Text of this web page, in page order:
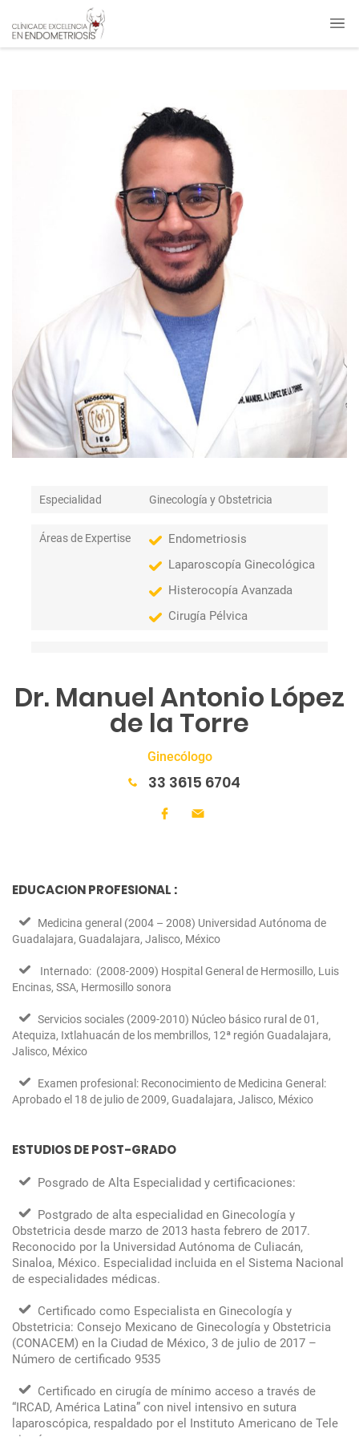
Especialidad Ginecología y Obstetricia
Áreas de Expertise
Endometriosis
Laparoscopía Ginecológica
Histerocopía Avanzada
Cirugía Pélvica
Dr. Manuel Antonio López
de la Torre
Ginecólogo
33 3615 6704
EDUCACION PROFESIONAL :
Medicina general (2004 – 2008) Universidad Autónoma de
Guadalajara, Guadalajara, Jalisco, México
Internado: (2008-2009) Hospital General de Hermosillo, Luis
Encinas, SSA, Hermosillo sonora
Servicios sociales (2009-2010) Núcleo básico rural de 01,
Atequiza, Ixtlahuacán de los membrillos, 12ª región Guadalajara,
Jalisco, México
Examen profesional: Reconocimiento de Medicina General:
Aprobado el 18 de julio de 2009, Guadalajara, Jalisco, México
ESTUDIOS DE POST-GRADO
Posgrado de Alta Especialidad y certificaciones:
Postgrado de alta especialidad en Ginecología y
Obstetricia desde marzo de 2013 hasta febrero de 2017.
Reconocido por la Universidad Autónoma de Culiacán,
Sinaloa, México. Especialidad incluida en el Sistema Nacional
de especialidades médicas.
Certificado como Especialista en Ginecología y
Obstetricia: Consejo Mexicano de Ginecología y Obstetricia
(CONACEM) en la Ciudad de México, 3 de julio de 2017 –
Número de certificado 9535
Certificado en cirugía de mínimo acceso a través de
“IRCAD, América Latina” con nivel intensivo en sutura
laparoscópica, respaldado por el Instituto Americano de Tele